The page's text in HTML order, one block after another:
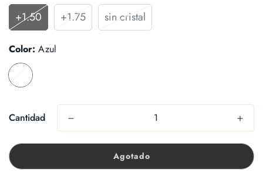
+1.50 +1.75 sin cristal
Color: Azul
Cantidad
Agotado